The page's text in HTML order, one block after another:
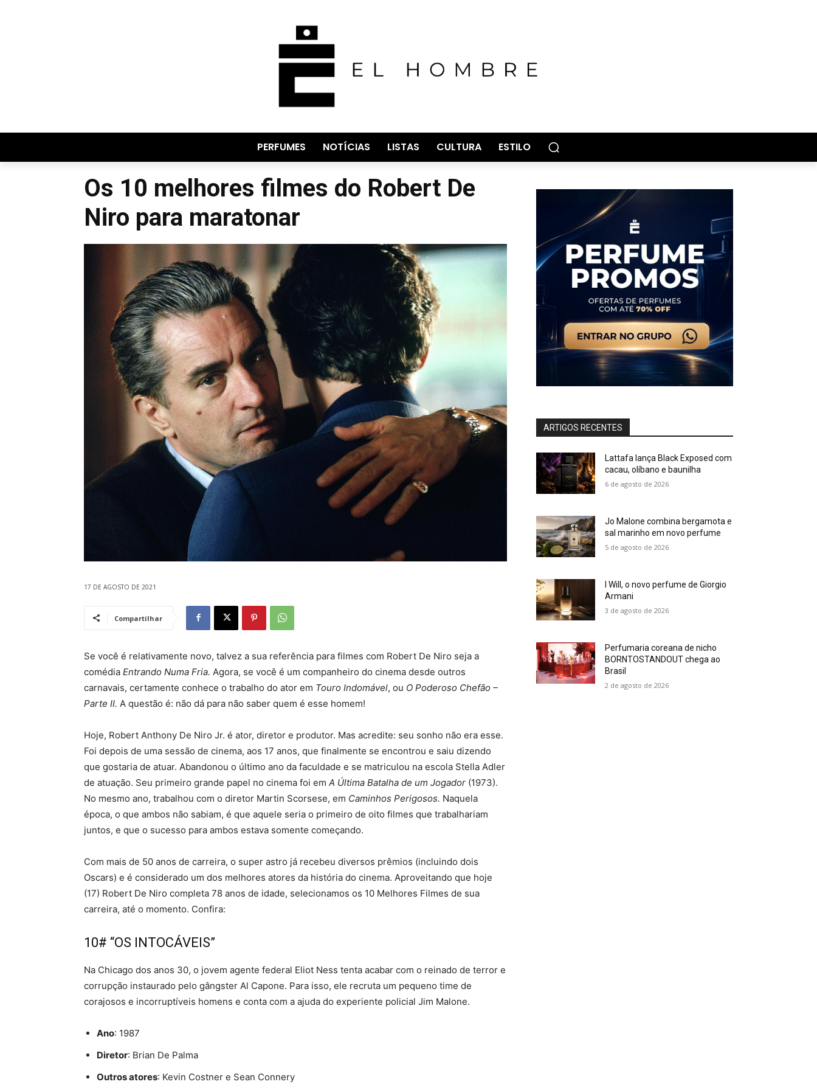
PERFUMES NOTÍCIAS LISTAS CULTURA ESTILO
Os 10 melhores filmes do Robert De
Niro para maratonar
17 DE AGOSTO DE 2021
Compartilhar
Se você é relativamente novo, talvez a sua referência para filmes com Robert De Niro seja a
comédia Entrando Numa Fria. Agora, se você é um companheiro do cinema desde outros
carnavais, certamente conhece o trabalho do ator em Touro Indomável, ou O Poderoso Chefão –
Parte II. A questão é: não dá para não saber quem é esse homem!
Hoje, Robert Anthony De Niro Jr. é ator, diretor e produtor. Mas acredite: seu sonho não era esse.
Foi depois de uma sessão de cinema, aos 17 anos, que finalmente se encontrou e saiu dizendo
que gostaria de atuar. Abandonou o último ano da faculdade e se matriculou na escola Stella Adler
de atuação. Seu primeiro grande papel no cinema foi em A Última Batalha de um Jogador (1973).
No mesmo ano, trabalhou com o diretor Martin Scorsese, em Caminhos Perigosos. Naquela
época, o que ambos não sabiam, é que aquele seria o primeiro de oito filmes que trabalhariam
juntos, e que o sucesso para ambos estava somente começando.
Com mais de 50 anos de carreira, o super astro já recebeu diversos prêmios (incluindo dois
Oscars) e é considerado um dos melhores atores da história do cinema. Aproveitando que hoje
(17) Robert De Niro completa 78 anos de idade, selecionamos os 10 Melhores Filmes de sua
carreira, até o momento. Confira:
10# “OS INTOCÁVEIS”
Na Chicago dos anos 30, o jovem agente federal Eliot Ness tenta acabar com o reinado de terror e
corrupção instaurado pelo gângster Al Capone. Para isso, ele recruta um pequeno time de
corajosos e incorruptíveis homens e conta com a ajuda do experiente policial Jim Malone.
Ano: 1987
Diretor: Brian De Palma
Outros atores: Kevin Costner e Sean Connery
ARTIGOS RECENTES
Lattafa lança Black Exposed com
cacau, olíbano e baunilha
6 de agosto de 2026
Jo Malone combina bergamota e
sal marinho em novo perfume
5 de agosto de 2026
I Will, o novo perfume de Giorgio
Armani
3 de agosto de 2026
Perfumaria coreana de nicho
BORNTOSTANDOUT chega ao
Brasil
2 de agosto de 2026